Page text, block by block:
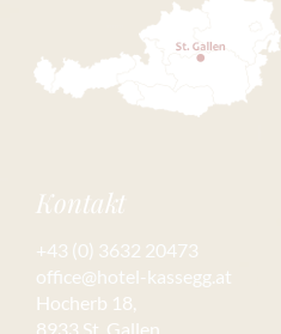
Kontakt
+43 (0) 3632 20473
office@hotel-kassegg.at
Hocherb 18,
8933 St. Gallen